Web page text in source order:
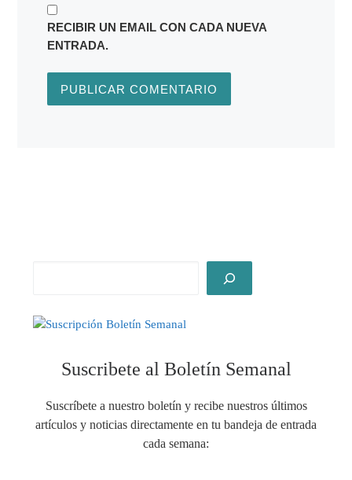
RECIBIR UN EMAIL CON CADA NUEVA
ENTRADA.
Suscribete al Boletín Semanal
Suscríbete a nuestro boletín y recibe nuestros últimos
artículos y noticias directamente en tu bandeja de entrada
cada semana: